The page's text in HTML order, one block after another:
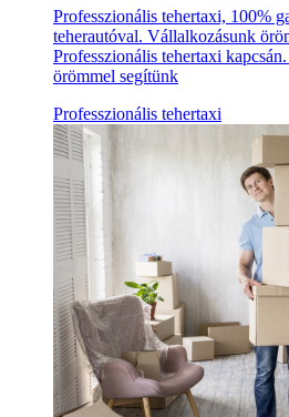
Professzionális tehertaxi, 100%
teherautóval. Vállalkozásunk
Professzionális tehertaxi
örömmel segítünk
Professzionális tehertaxi